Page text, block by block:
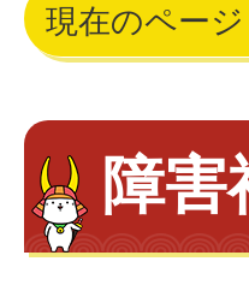
現在のページ
障